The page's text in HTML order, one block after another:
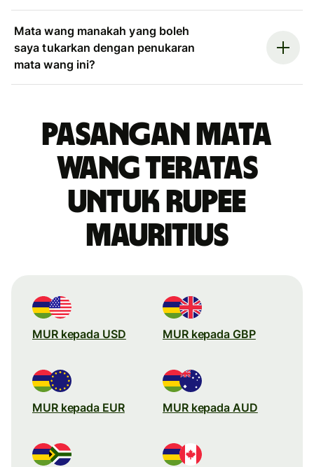
Mata wang manakah yang boleh
saya tukarkan dengan penukaran
mata wang ini?
Pasangan mata
wang teratas
untuk rupee
Mauritius
MUR kepada USD MUR kepada GBP
MUR kepada EUR MUR kepada AUD